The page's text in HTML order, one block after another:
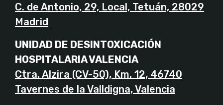
C. de Antonio, 29, Local, Tetuán, 28029
Madrid
UNIDAD DE DESINTOXICACIÓN
HOSPITALARIA VALENCIA
Ctra. Alzira (CV-50), Km. 12, 46740
Tavernes de la Valldigna, Valencia